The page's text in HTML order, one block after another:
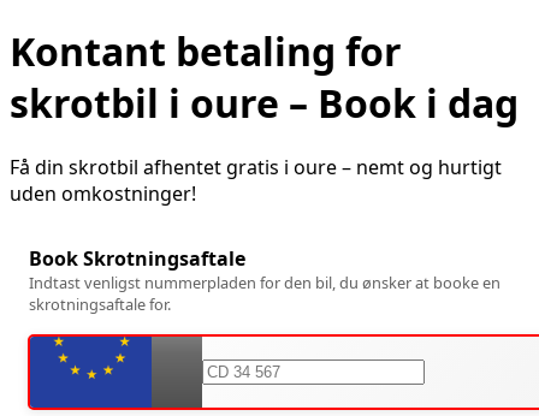
Kontant betaling for
skrotbil i oure – Book i dag
Få din skrotbil afhentet gratis i oure– nemt og hurtigt
uden omkostninger!
Book Skrotningsaftale
Indtast venligst nummerpladen for den bil, du ønsker at booke en
skrotningsaftale for.